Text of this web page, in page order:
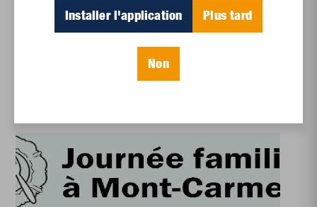
communautaires :
présents, essentiels
Installer l'application Plus tard
Non